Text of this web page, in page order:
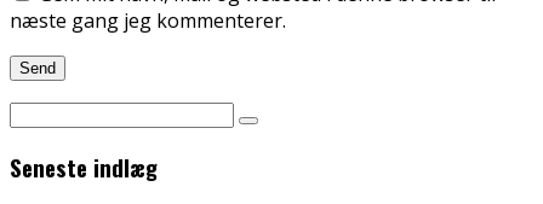
næste gang jeg kommenterer.
Seneste indlæg